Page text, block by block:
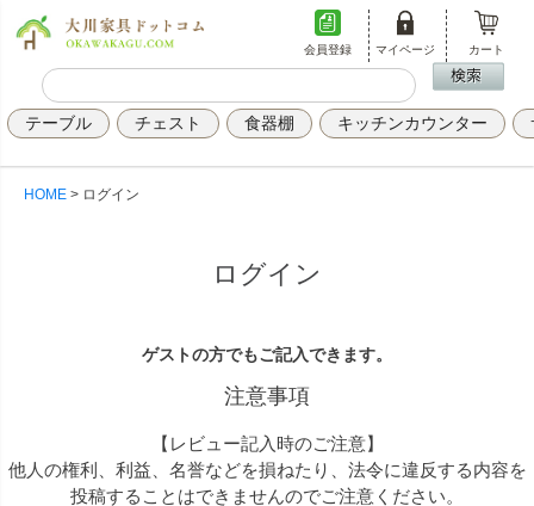
会員登録 マイページ カート
テーブル チェスト 食器棚 キッチンカウンター
HOME ログイン
ログイン
ゲストの方でもご記入できます。
注意事項
【レビュー記入時のご注意】
他人の権利、利益、名誉などを損ねたり、法令に違反する内容を
投稿することはできませんのでご注意ください。